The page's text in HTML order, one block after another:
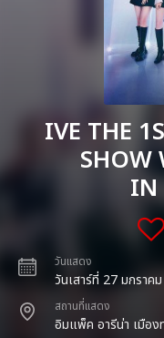
IVE THE
SHOW
IN
วันแสดง
วันเสาร์ที่ 27 มกราค
สถานที่แสดง
อิมแพ็ค อารีน่า เมือ